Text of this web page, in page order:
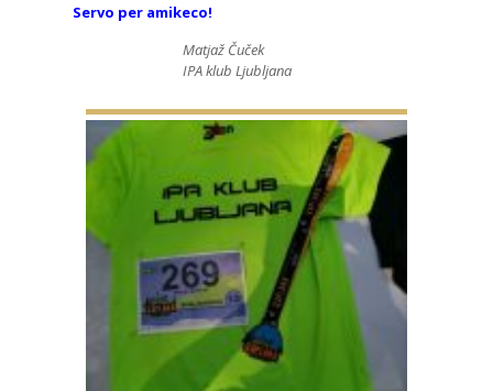
Servo per amikeco!
Matjaž Čuček
IPA klub Ljubljana